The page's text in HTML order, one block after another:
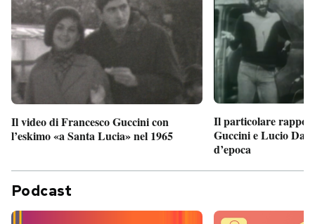
Il video di Francesco Guccini con
l’eskimo «a Santa Lucia» nel 1965
Il particolare
Guccini e Lucio
d’epoca
Podcast